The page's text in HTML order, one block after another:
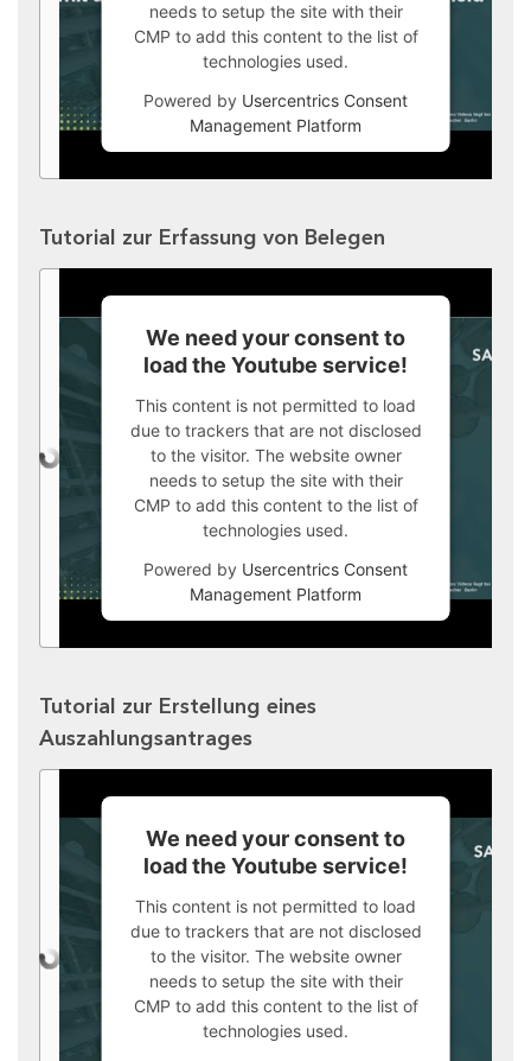
needs to setup the site with their
CMP to add this content to the list of
technologies used.
Powered by Usercentrics Consent
Management Platform
Tutorial zur Erfassung von Belegen
We need your consent to
load the Youtube service!
This content is not permitted to load
due to trackers that are not disclosed
to the visitor. The website owner
needs to setup the site with their
CMP to add this content to the list of
technologies used.
Powered by Usercentrics Consent
Management Platform
Tutorial zur Erstellung eines
Auszahlungsantrages
We need your consent to
load the Youtube service!
This content is not permitted to load
due to trackers that are not disclosed
to the visitor. The website owner
needs to setup the site with their
CMP to add this content to the list of
technologies used.